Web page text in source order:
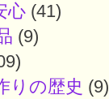
心 (41)
(9)
りの歴史 (9)